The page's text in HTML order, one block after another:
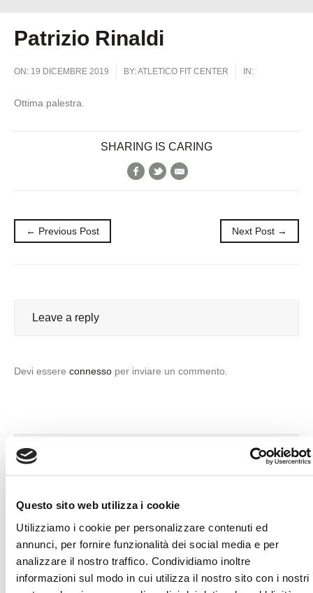
Questo sito web utilizza i cookie
Utilizziamo i cookie per personalizzare contenuti ed
annunci, per fornire funzionalità dei social media e per
analizzare il nostro traffico. Condividiamo inoltre
informazioni sul modo in cui utilizza il nostro sito con i nostri
Patrizio Rinaldi
ON: 19 DICEMBRE 2019 BY:ATLETICO FIT CENTER IN:
Ottima palestra.
SHARING IS CARING
Facebook
TwitterE-Mail
← Previous Post Next Post →
Leave a reply
Devi essere connesso per inviare un commento.
ULTIME NOTIZIE E CURIOSITÀ
Allenamento in Gravidanza
BIA 101 Anniversary Edition